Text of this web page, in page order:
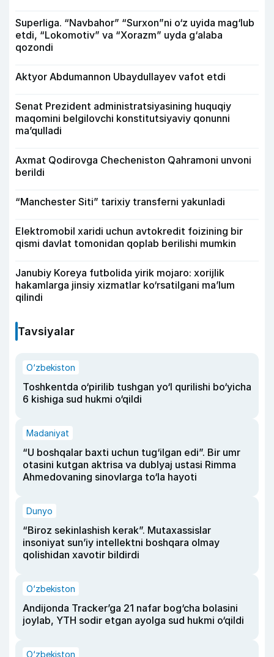
Superliga. “Navbahor” “Surxon”ni o‘z uyida mag‘lub
etdi, “Lokomotiv” va “Xorazm” uyda g‘alaba
qozondi
Aktyor Abdu­mannon Ubaydullayev vafot etdi
Senat Prezident administratsiyasining huquqiy
maqomini belgilovchi konstitutsiyaviy qonunni
ma’qulladi
Axmat Qodirovga Checheniston Qahramoni unvoni
berildi
“Manchester Siti” tarixiy transferni yakunladi
Elektromobil xaridi uchun avtokredit foizining bir
qismi davlat tomonidan qoplab berilishi mumkin
Janubiy Koreya futbolida yirik mojaro: xorijlik
hakamlarga jinsiy xizmatlar ko‘rsatilgani ma’lum
qilindi
Tavsiyalar
O‘zbekiston
Toshkentda o‘pirilib tushgan yo‘l qurilishi bo‘yicha
6 kishiga sud hukmi o‘qildi
Madaniyat
“U boshqalar baxti uchun tug‘ilgan edi”. Bir umr
otasini kutgan aktrisa va dublyaj ustasi Rimma
Ahmedovaning sinovlarga to‘la hayoti
Dunyo
“Biroz sekinlashish kerak”. Mutaxassislar
insoniyat sun’iy intellektni boshqara olmay
qolishidan xavotir bildirdi
O‘zbekiston
Andijonda Tracker’ga 21 nafar bog‘cha bolasini
joylab, YTH sodir etgan ayolga sud hukmi o‘qildi
O‘zbekiston